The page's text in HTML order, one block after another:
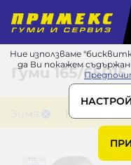
Ние използваме
да Ви покажем
Гуми165/65R15
Зима Falken